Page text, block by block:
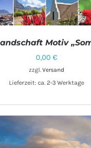
Motiv
0,00 €
zzgl. Versand
Lieferzeit: ca. 2-3 Werktage